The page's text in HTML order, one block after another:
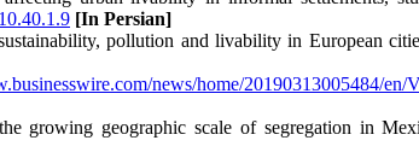
[In Persian]
pollution and livability in European
news/home/20190313005484/en/
growing geographic scale of segregation in